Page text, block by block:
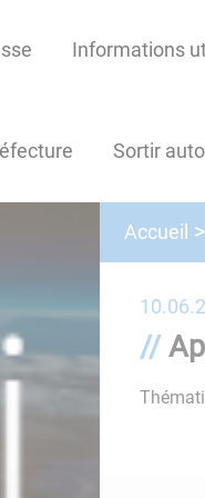
Informations
Sortir
Accueil